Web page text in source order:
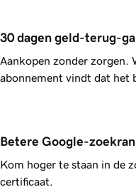
30 dagen geld-terug-
Aankopen zonder zorgen.
abonnement vindt dat het
Betere Google-
Kom hoger te staan in de
certificaat.